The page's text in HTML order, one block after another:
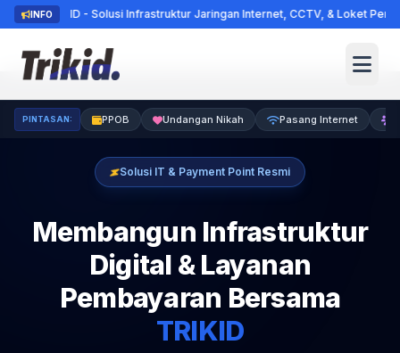
INFO
- Solusi Infrastruktur Jaringan Internet, CCTV, & Loket Pembayaran
PINTASAN: PPOB Undangan Nikah Pasang Internet
Solusi IT & Payment Point Resmi
Membangun Infrastruktur
Digital & Layanan
Pembayaran Bersama
TRIKID